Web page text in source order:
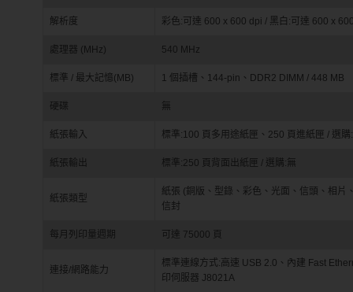
解析度 彩色:可達 600 x 600 dpi / 黑白:可達 600 x
處理器 (MHz) 540 MHz
標準 / 最大記憶(MB) 1 個插槽、144-pin、DDR2 DIMM / 448 MB
硬碟 無
紙張輸入 標準:100 頁多用途紙匣、250 頁進紙匣 / 選
紙張輸出 標準:250 頁背面出紙匣 / 選購:無
紙張類型
紙張 (銅版、型錄、彩色、光面、信頭、相
信封
每月列印量週期 可達 75000 頁
連接/網路能力
標準連線方式:高速 USB 2.0、內建 Fast
印伺服器 J8021A